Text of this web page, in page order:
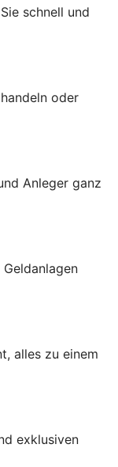
schnell und
oder
Anleger ganz
alles zu einem
exklusiven